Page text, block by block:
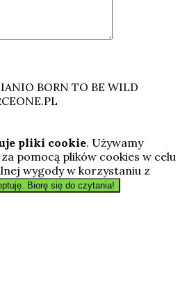
BORN TO BE WILD
pliki cookie. Używamy
pomocą plików cookies w celu
wygody w korzystaniu z
Biorę się do czytania!